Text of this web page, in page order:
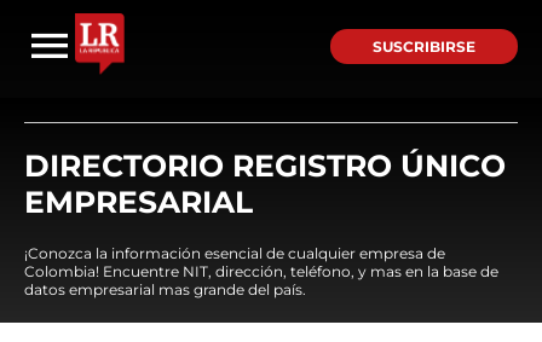
SUSCRIBIRSE
DIRECTORIO REGISTRO ÚNICO
EMPRESARIAL
¡Conozca la información esencial de cualquier empresa de
Colombia! Encuentre NIT, dirección, teléfono, y mas en la base de
datos empresarial mas grande del país.